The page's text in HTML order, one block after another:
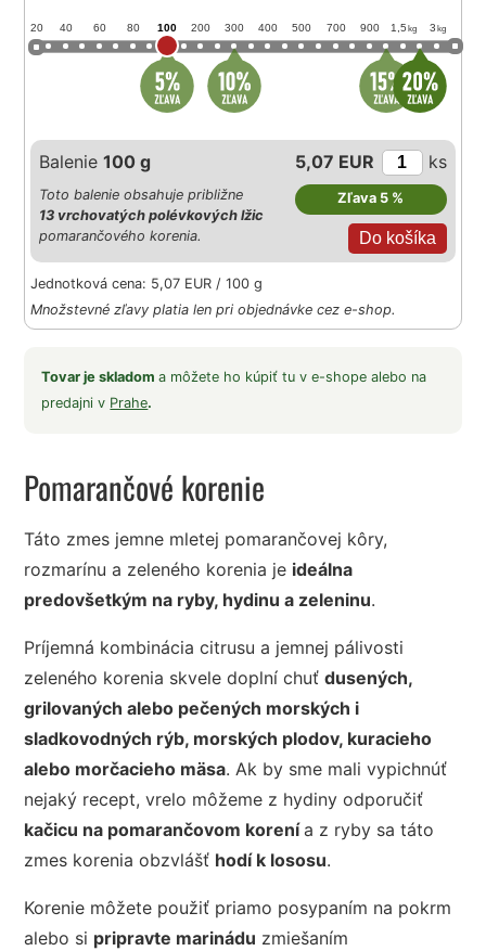
20 40 60 80 100 200 300 400 500 700 900 1,5 kg 3 kg
Balenie100 g 5,07 EUR ks
Zľava 5 %
Toto balenie obsahuje približne
13 vrchovatých polévkových lžic
pomarančového korenia.
Jednotková cena: 5,07 EUR / 100 g
Množstevné zľavy platia len pri objednávke cez e-shop.
Tovar je skladoma môžete ho kúpiť tu v e-shope alebo na
predajni v Prahe.
Pomarančové korenie
Táto zmes jemne mletej pomarančovej kôry,
rozmarínu a zeleného korenia je ideálna
predovšetkým na ryby, hydinu a zeleninu.
Príjemná kombinácia citrusu a jemnej pálivosti
zeleného korenia skvele doplní chuťdusených,
grilovaných alebo pečených morských i
sladkovodných rýb, morských plodov, kuracieho
alebo morčacieho mäsa. Ak by sme mali vypichnúť
nejaký recept, vrelo môžeme z hydiny odporučiť
kačicu na pomarančovom korenía z ryby sa táto
zmes korenia obzvlášť hodí k lososu.
Korenie môžete použiť priamo posypaním na pokrm
alebo si pripravte marinádu zmiešaním